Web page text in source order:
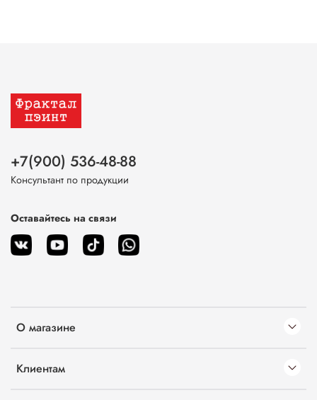
О магазине
Клиентам
+7(900) 536-48-88
Консультант по продукции
Оставайтесь на связи